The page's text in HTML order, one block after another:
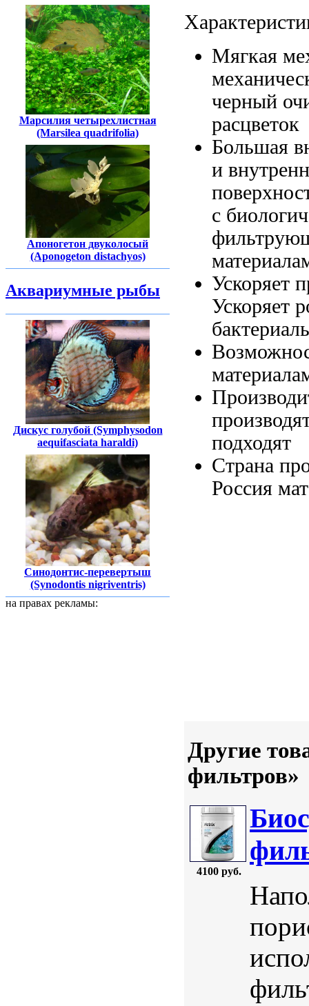
Марсилия четырехлистная
(Marsilea quadrifolia)
Апоногетон двуколосый
(Aponogeton distachyos)
Аквариумные рыбы
Дискус голубой (Symphysodon
aequifasciata haraldi)
Синодонтис-перевертыш
(Synodontis nigriventris)
на правах рекламы:
Мягкая
черный
расцветок
Большая
и
с
Ускоряет
Ускоряет
подходят
Страна
Россия
Другие
фильтров»
4100 руб.